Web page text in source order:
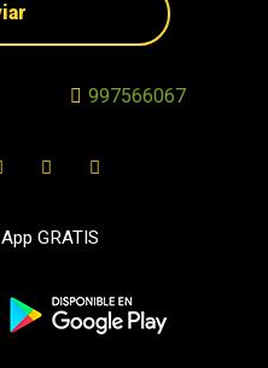
997566067
GRATIS